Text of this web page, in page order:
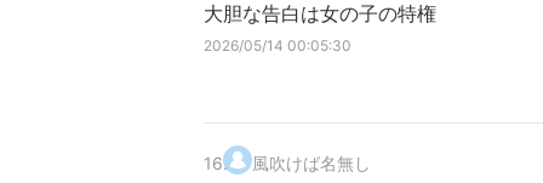
大胆な告白は女の子の特権
2026/05/14 00:05:30
16. 風吹けば名無し